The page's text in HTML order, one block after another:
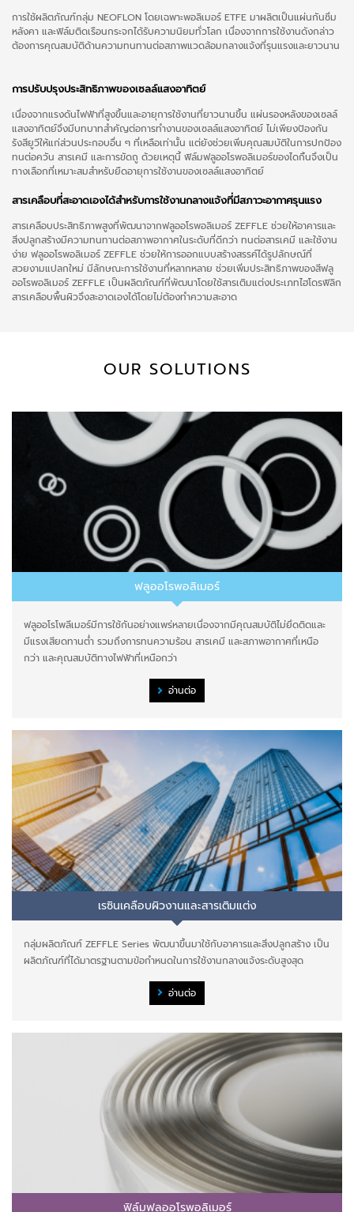
การใช้ผลิตภัณฑ์กลุ่ม NEOFLON โดยเฉพาะพอลิเมอร์ ETFE มาผลิตเป็นแผ่นกันซึม
หลังคา และฟิล์มติดเรือนกระจกได้รับความนิยมทั่วโลก เนื่องจากการใช้งานดังกล่าว
ต้องการคุณสมบัติด้านความทนทานต่อสภาพแวดล้อมกลางแจ้งที่รุนแรงและยาวนาน
การปรับปรุงประสิทธิภาพของเซลล์แสงอาทิตย์
เนื่องจากแรงดันไฟฟ้าที่สูงขึ้นและอายุการใช้งานที่ยาวนานขึ้น แผ่นรองหลังของเซลล์
แสงอาทิตย์จึงมีบทบาทสำคัญต่อการทำงานของเซลล์แสงอาทิตย์ ไม่เพียงป้องกัน
รังสียูวีให้แก่ส่วนประกอบอื่น ๆ ที่เหลือเท่านั้น แต่ยังช่วยเพิ่มคุณสมบัติในการปกป้อง
ทนต่อควัน สารเคมี และการขัดถู ด้วยเหตุนี้ ฟิล์มฟลูออโรพอลิเมอร์ของไดกิ้นจึงเป็น
ทางเลือกที่เหมาะสมสำหรับยืดอายุการใช้งานของเซลล์แสงอาทิตย์
สารเคลือบที่สะอาดเองได้สำหรับการใช้งานกลางแจ้งที่มีสภาวะอากาศรุนแรง
สารเคลือบประสิทธิภาพสูงที่พัฒนาจากฟลูออโรพอลิเมอร์ ZEFFLE ช่วยให้อาคารและ
สิ่งปลูกสร้างมีความทนทานต่อสภาพอากาศในระดับที่ดีกว่า ทนต่อสารเคมี และใช้งาน
ง่าย ฟลูออโรพอลิเมอร์ ZEFFLE ช่วยให้การออกแบบสร้างสรรค์ได้รูปลักษณ์ที่
สวยงามแปลกใหม่ มีลักษณะการใช้งานที่หลากหลาย ช่วยเพิ่มประสิทธิภาพของสีฟลู
ออโรพอลิเมอร์ ZEFFLE เป็นผลิตภัณฑ์ที่พัฒนาโดยใช้สารเติมแต่งประเภทไฮโดรฟิลิก
สารเคลือบพื้นผิวจึงสะอาดเองได้โดยไม่ต้องทำความสะอาด
OUR SOLUTIONS
ฟลูออโรพอลิเมอร์
ฟลูออโรโพลีเมอร์มีการใช้กันอย่างแพร่หลายเนื่องจากมีคุณสมบัติไม่ยึดติดและ
มีแรงเสียดทานต่ำ รวมถึงการทนความร้อน สารเคมี และสภาพอากาศที่เหนือ
กว่า และคุณสมบัติทางไฟฟ้าที่เหนือกว่า
อ่านต่อ
เรซินเคลือบผิวงานและสารเติมแต่ง
กลุ่มผลิตภัณฑ์ ZEFFLE Series พัฒนาขึ้นมาใช้กับอาคารและสิ่งปลูกสร้าง เป็น
ผลิตภัณฑ์ที่ได้มาตรฐานตามข้อกำหนดในการใช้งานกลางแจ้งระดับสูงสุด
อ่านต่อ
ฟิล์มฟลูออโรพอลิเมอร์